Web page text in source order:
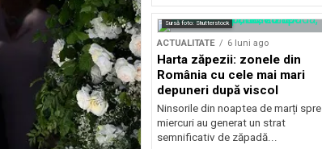
Sursă foto: Shutterstock
ACTUALITATE 6 luni ago
Harta zăpezii: zonele din
România cu cele mai mari
depuneri după viscol
Ninsorile din noaptea de marți spre
miercuri au generat un strat
semnificativ de zăpadă...